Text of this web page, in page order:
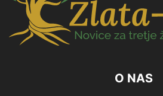
O NAS